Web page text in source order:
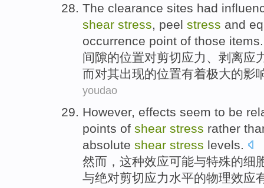
The clearance sites had
shear stress peel stress and
occurrence point of those items.
间隙的位置对剪切应力 剥离应
而对其出现的位置有着极大的影
youdao
However, effects seem to be
points of shear stress rather
absolute shear stress levels.
然而 ，这种效应可能与特殊的细
与绝对剪切应力水平的物理效应